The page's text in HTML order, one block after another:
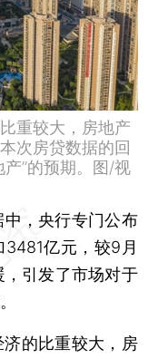
重较大，房地产
次房贷数据的回
”的预期。图/视
，央行专门公布
亿元，较9月
引发了市场对于
的比重较大，房